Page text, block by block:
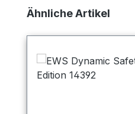
Produktgalerie überspringen
Ähnliche Artikel